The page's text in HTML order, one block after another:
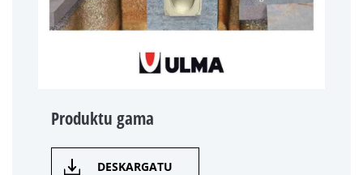
Produktu gama
DESKARGATU